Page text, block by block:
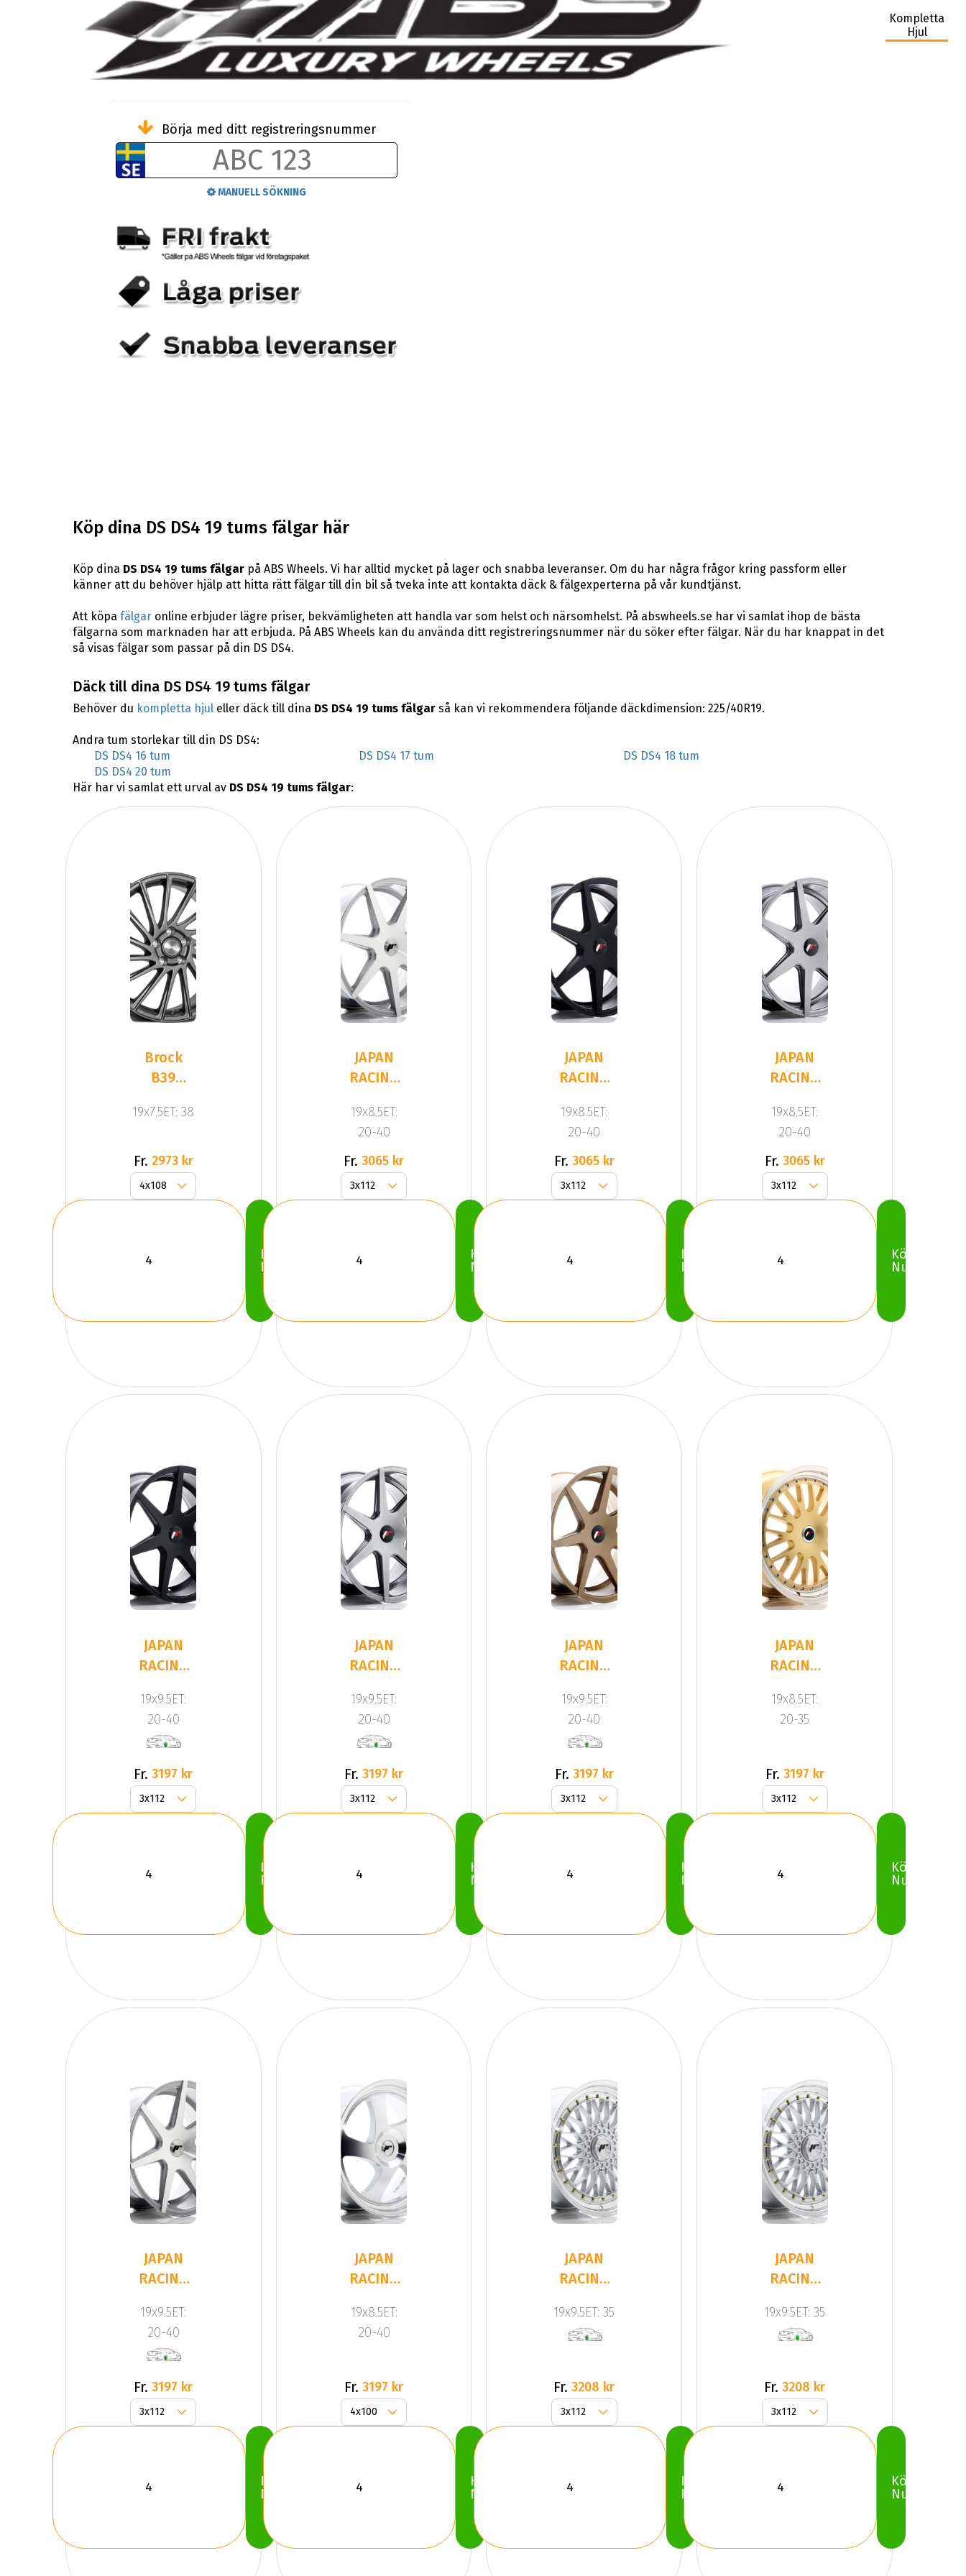
Kompletta
Hjul
Börja med ditt registreringsnummer
MANUELL SÖKNING
Köp dina DS DS4 19 tums fälgar här
Köp dina DS DS4 19 tums fälgarpå ABS Wheels. Vi har alltid mycket på lager och snabba leveranser. Om du har några frågor kring passform eller
känner att du behöver hjälp att hitta rätt fälgar till din bil så tveka inte att kontakta däck & fälgexperterna på vår kundtjänst.
Att köpa fälgaronline erbjuder lägre priser, bekvämligheten att handla var som helst och närsomhelst. På abswheels.se har vi samlat ihop de bästa
fälgarna som marknaden har att erbjuda. På ABS Wheels kan du använda ditt registreringsnummer när du söker efter fälgar. När du har knappat in det
så visas fälgar som passar på din DS DS4.
Däck till dina DS DS4 19 tums fälgar
Behöver du kompletta hjuleller däck till dina DS DS4 19 tums fälgarså kan vi rekommendera följande däckdimension: 225/40R19.
Andra tum storlekar till din DS DS4:
DS DS4 16 tum
DS DS4 17 tum
DS DS4 18 tum
DS DS4 20 tum
Här har vi samlat ett urval av DS DS4 19 tums fälgar:
Brock
B39
Grey Matt
19x7.5ET: 38
Fr. 2973 kr
Köp
Nu
JAPAN
RACING
Silver
19x8.5ET:
20-40
Fr. 3065 kr
Köp
Nu
JAPAN
RACING
Black
19x8.5ET:
20-40
Fr. 3065 kr
Köp
Nu
JAPAN
RACING
Hyper
Black
19x8.5ET:
20-40
Fr. 3065 kr
Köp
Nu
JAPAN
RACING
Black
19x9.5ET:
20-40
Fr. 3197 kr
Köp
Nu
JAPAN
RACING
Hyper
Black
19x9.5ET:
20-40
Fr. 3197 kr
Köp
Nu
JAPAN
RACING
Bronze
19x9.5ET:
20-40
Fr. 3197 kr
Köp
Nu
JAPAN
RACING
19x8.5ET:
20-35
Fr. 3197 kr
Köp
Nu
JAPAN
RACING
Silver
19x9.5ET:
20-40
Fr. 3197 kr
Köp
Nu
JAPAN
RACING
Silver
19x8.5ET:
20-40
Fr. 3197 kr
Köp
Nu
JAPAN
RACING
19x9.5ET: 35
Fr. 3208 kr
Köp
Nu
JAPAN
RACING
19x9.5ET: 35
Fr. 3208 kr
Köp
Nu